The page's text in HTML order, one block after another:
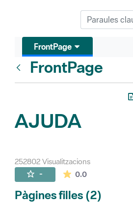
FrontPage
FrontPage
AJUDA
252802 Visualitzacions
- 0.0La mitjana de
Pàgines filles (2)